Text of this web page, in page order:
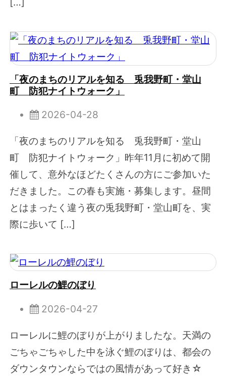
「夜のまちのリアルを知る 兎我野町・堂山
町 防犯ナイトウォーク」
2026-04-28
「夜のまちのリアルを知る 兎我野町・堂山
町 防犯ナイトウォーク」昨年11月に初めて開
催して、意外なほどたくさんの方にご参加いた
だきました。この春も実施・募集します。昼間
とはまったく違う夜の兎我野町・堂山町を、実
際に歩いて […]
ローレルの鯉のぼり
2026-04-27
ローレルに鯉のぼりが上がりましたな。天満の
ごちゃごちゃした中を泳ぐ鯉のぼりは、都会の
ダウンタウンならではの風情があって好き☆